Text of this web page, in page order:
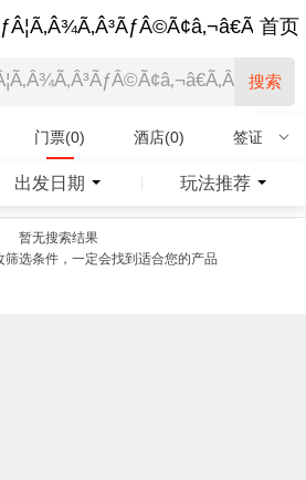
首页
搜索
门票(0) 酒店(0) 签证(0)
出发日期 玩法推荐
暂无搜索结果
筛选条件，一定会找到适合您的产品